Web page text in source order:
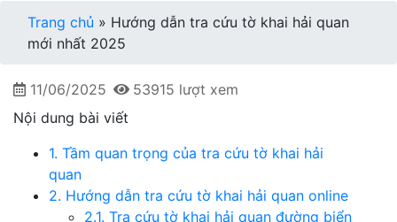
Trang chủ » Hướng dẫn tra cứu tờ khai hải quan
mới nhất 2025
11/06/2025
53915 lượt xem
Nội dung bài viết
1. Tầm quan trọng của tra cứu tờ khai hải
quan
2. Hướng dẫn tra cứu tờ khai hải quan online
2.1. Tra cứu tờ khai hải quan đường biển